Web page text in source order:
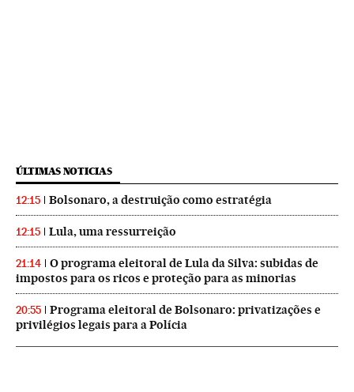
ÚLTIMAS NOTICIAS
12:15 Bolsonaro, a destruição como estratégia
12:15 Lula, uma ressurreição
21:14
O programa eleitoral de Lula da Silva: subidas de
impostos para os ricos e proteção para as minorias
20:55
Programa eleitoral de Bolsonaro: privatizações e
privilégios legais para a Polícia